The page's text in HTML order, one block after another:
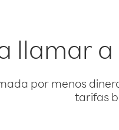
llamar
por menos
tarifas